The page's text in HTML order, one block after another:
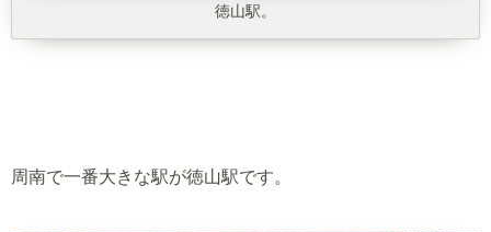
徳山駅。
周南で一番大きな駅が徳山駅です。